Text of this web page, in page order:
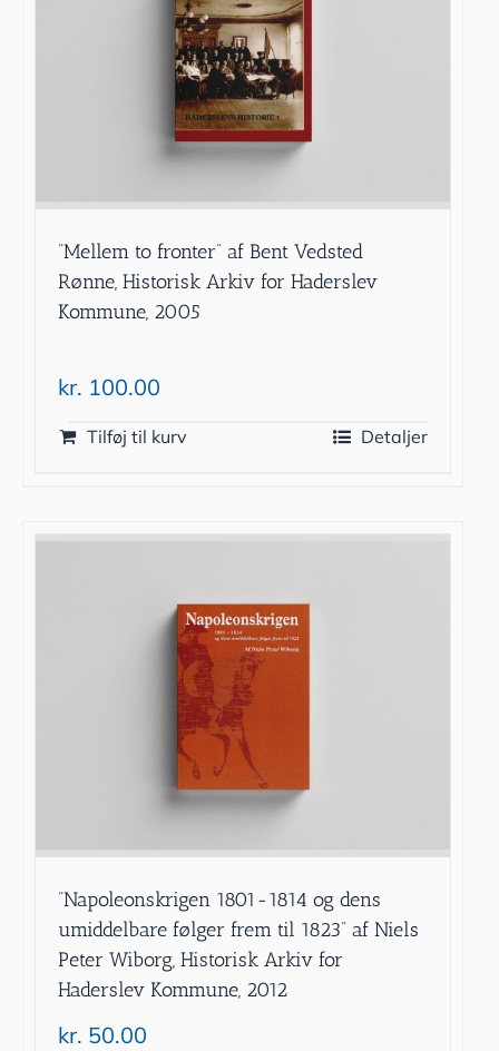
”Mellem to fronter” af Bent Vedsted
Rønne, Historisk Arkiv for Haderslev
Kommune, 2005
kr. 100.00
Tilføj til kurv Detaljer
”Napoleonskrigen 1801-1814 og dens
umiddelbare følger frem til 1823” af Niels
Peter Wiborg, Historisk Arkiv for
Haderslev Kommune, 2012
kr. 50.00